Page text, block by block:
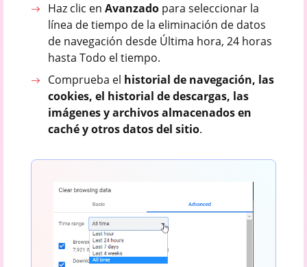
Haz clic enAvanzado para seleccionar la
línea de tiempo de la eliminación de datos
de navegación desde Última hora, 24 horas
hasta Todo el tiempo.
Comprueba el historial de navegación, las
cookies, el historial de descargas, las
imágenes y archivos almacenados en
caché y otros datos del sitio.